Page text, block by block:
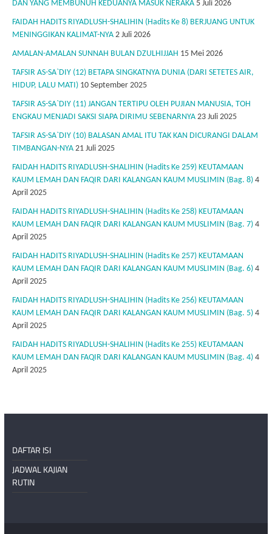
DAN YANG MEMBUNUH KEDUANYA MASUK NERAKA 5 Juli 2026
FAIDAH HADITS RIYADLUSH-SHALIHIN (Hadits Ke 8) BERJUANG UNTUK
MENINGGIKAN KALIMAT-NYA 2 Juli 2026
AMALAN-AMALAN SUNNAH BULAN DZULHIJJAH 15 Mei 2026
TAFSIR AS-SA`DIY (12) BETAPA SINGKATNYA DUNIA (DARI SETETES AIR,
HIDUP, LALU MATI) 10 September 2025
TAFSIR AS-SA`DIY (11) JANGAN TERTIPU OLEH PUJIAN MANUSIA, TOH
ENGKAU MENJADI SAKSI SIAPA DIRIMU SEBENARNYA 23 Juli 2025
TAFSIR AS-SA`DIY (10) BALASAN AMAL ITU TAK KAN DICURANGI DALAM
TIMBANGAN-NYA 21 Juli 2025
FAIDAH HADITS RIYADLUSH-SHALIHIN (Hadits Ke 259) KEUTAMAAN
KAUM LEMAH DAN FAQIR DARI KALANGAN KAUM MUSLIMIN (Bag. 8) 4
April 2025
FAIDAH HADITS RIYADLUSH-SHALIHIN (Hadits Ke 258) KEUTAMAAN
KAUM LEMAH DAN FAQIR DARI KALANGAN KAUM MUSLIMIN (Bag. 7) 4
April 2025
FAIDAH HADITS RIYADLUSH-SHALIHIN (Hadits Ke 257) KEUTAMAAN
KAUM LEMAH DAN FAQIR DARI KALANGAN KAUM MUSLIMIN (Bag. 6) 4
April 2025
FAIDAH HADITS RIYADLUSH-SHALIHIN (Hadits Ke 256) KEUTAMAAN
KAUM LEMAH DAN FAQIR DARI KALANGAN KAUM MUSLIMIN (Bag. 5) 4
April 2025
FAIDAH HADITS RIYADLUSH-SHALIHIN (Hadits Ke 255) KEUTAMAAN
KAUM LEMAH DAN FAQIR DARI KALANGAN KAUM MUSLIMIN (Bag. 4) 4
April 2025
DAFTAR ISI
JADWAL KAJIAN
RUTIN